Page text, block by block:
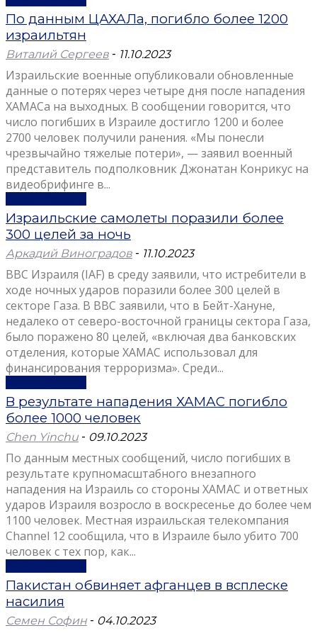
По данным ЦАХАЛа, погибло более 1200
израильтян
Виталий Сергеев - 11.10.2023
Израильские военные опубликовали обновленные
данные о потерях через четыре дня после нападения
ХАМАСа на выходных. В сообщении говорится, что
число погибших в Израиле достигло 1200 и более
2700 человек получили ранения. «Мы понесли
чрезвычайно тяжелые потери», — заявил военный
представитель подполковник Джонатан Конрикус на
видеобрифинге в...
Израильские самолеты поразили более
300 целей за ночь
Аркадий Виноградов - 11.10.2023
ВВС Израиля (IAF) в среду заявили, что истребители в
ходе ночных ударов поразили более 300 целей в
секторе Газа. В ВВС заявили, что в Бейт-Хануне,
недалеко от северо-восточной границы сектора Газа,
было поражено 80 целей, «включая два банковских
отделения, которые ХАМАС использовал для
финансирования терроризма». Среди...
В результате нападения ХАМАС погибло
более 1000 человек
Chen Yinchu - 09.10.2023
По данным местных сообщений, число погибших в
результате крупномасштабного внезапного
нападения на Израиль со стороны ХАМАС и ответных
ударов Израиля возросло в воскресенье до более чем
1100 человек. Местная израильская телекомпания
Channel 12 сообщила, что в Израиле было убито 700
человек с тех пор, как...
Пакистан обвиняет афганцев в всплеске
насилия
Семен Софин - 04.10.2023